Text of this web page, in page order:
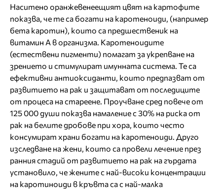
Наситено оранжевенеещият цвят на картофите
показва, че те са богати на каротеноиди, (например
бета каротин), които са предшественик на
витамин А в организма. Каротеноидите
(естествени пигменти) помагат за укрепване на
зрението и стимулират имунната система. Те са
ефективни антиоксиданти, които предпазват от
развитието на рак и защитават от последиците
от процеса на стареене. Проучване сред повече от
125 000 души показва намаление с 30% на риска от
рак на белите дробове при хора, които често
консумират храни богати на каротеноиди. Друго
изследване на жени, които са провели лечение през
ранния стадий от развитието на рак на гърдата
установило, че жените с най-високи концентрации
на каротиноиди в кръвта са с най-малка